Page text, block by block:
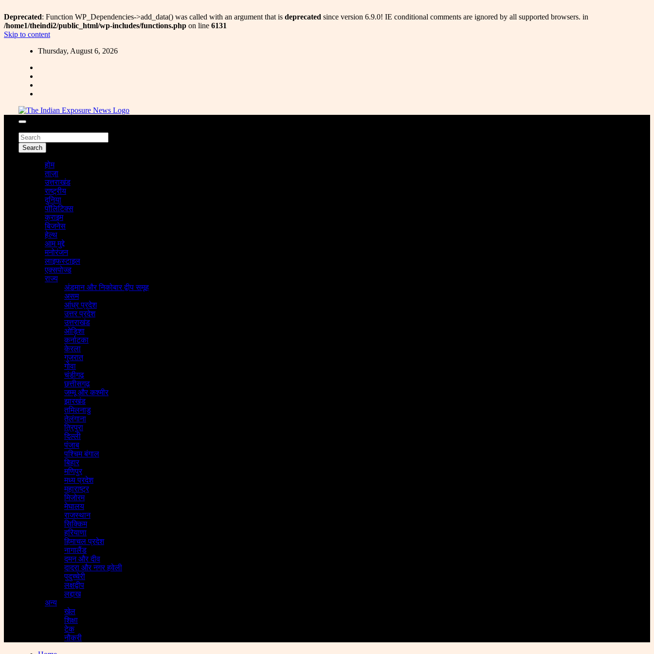
Deprecated: Function WP_Dependencies->add_data() was called with an argument that is deprecated since version 6.9.0! IE conditional comments are ignored by all supported browsers. in
/home1/theindi2/public_html/wp-includes/functions.php on line 6131
Skip to content
Thursday, August 6, 2026
The Indian Exposure
Search
होम
ताज़ा
उत्तराखंड
राष्ट्रीय
दुनिया
पॉलिटिक्स
क्राइम
बिजनेस
हेल्थ
आम मुद्दे
मनोरंजन
लाइफस्टाइल
एक्सपोज्ड
राज्य
अंडमान और निकोबार द्वीप समूह
असम
आंध्र प्रदेश
उत्तर प्रदेश
उत्तराखंड
ओड़िशा
कर्नाटका
केरला
गुजरात
गोवा
चंडीगढ़
छत्तीसगढ़
जम्मू और कश्मीर
झारखंड
तमिलनाडु
तेलंगाना
त्रिपुरा
दिल्ली
पंजाब
पश्चिम बंगाल
बिहार
मणिपुर
मध्य प्रदेश
महाराष्ट्र
मिजोरम
मेघालय
राजस्थान
सिक्किम
हरियाणा
हिमाचल प्रदेश
नागालैंड
दमन और दीव
दादरा और नगर हवेली
पुदुच्चेरी
लक्षद्वीप
लद्दाख
अन्य
खेल
शिक्षा
टेक
नौकरी